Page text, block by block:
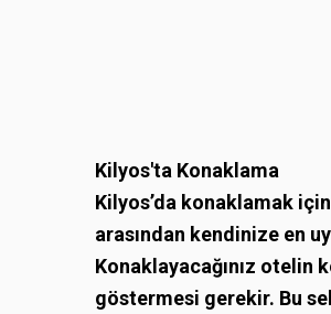
Kilyos'ta Konaklama
Kilyos’da konaklamak
arasından kendinize en
Konaklayacağınız otelin
göstermesi gerekir. Bu